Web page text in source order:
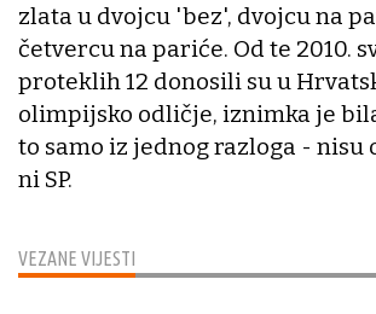
VEZANE VIJESTI
zlata u dvojcu 'bez', dvojcu na
četvercu na pariće. Od te 2010.
proteklih 12 donosili su u
olimpijsko odličje, iznimka je
to samo iz jednog razloga - nisu
ni SP.